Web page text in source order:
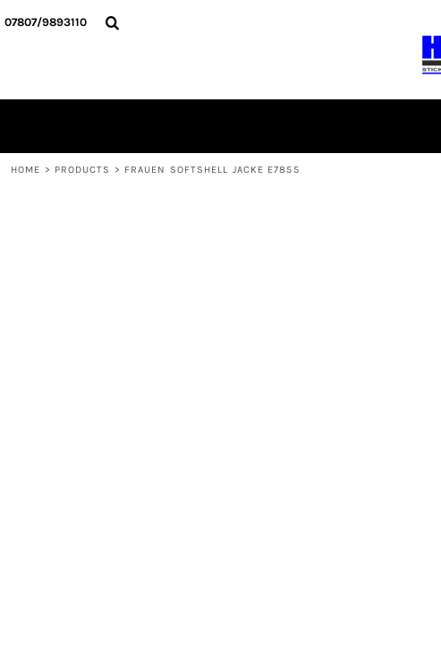
07807/9893110
HOME > PRODUCTS > FRAUEN SOFTSHELL JACKE E7855
HOME
ANMELDEN